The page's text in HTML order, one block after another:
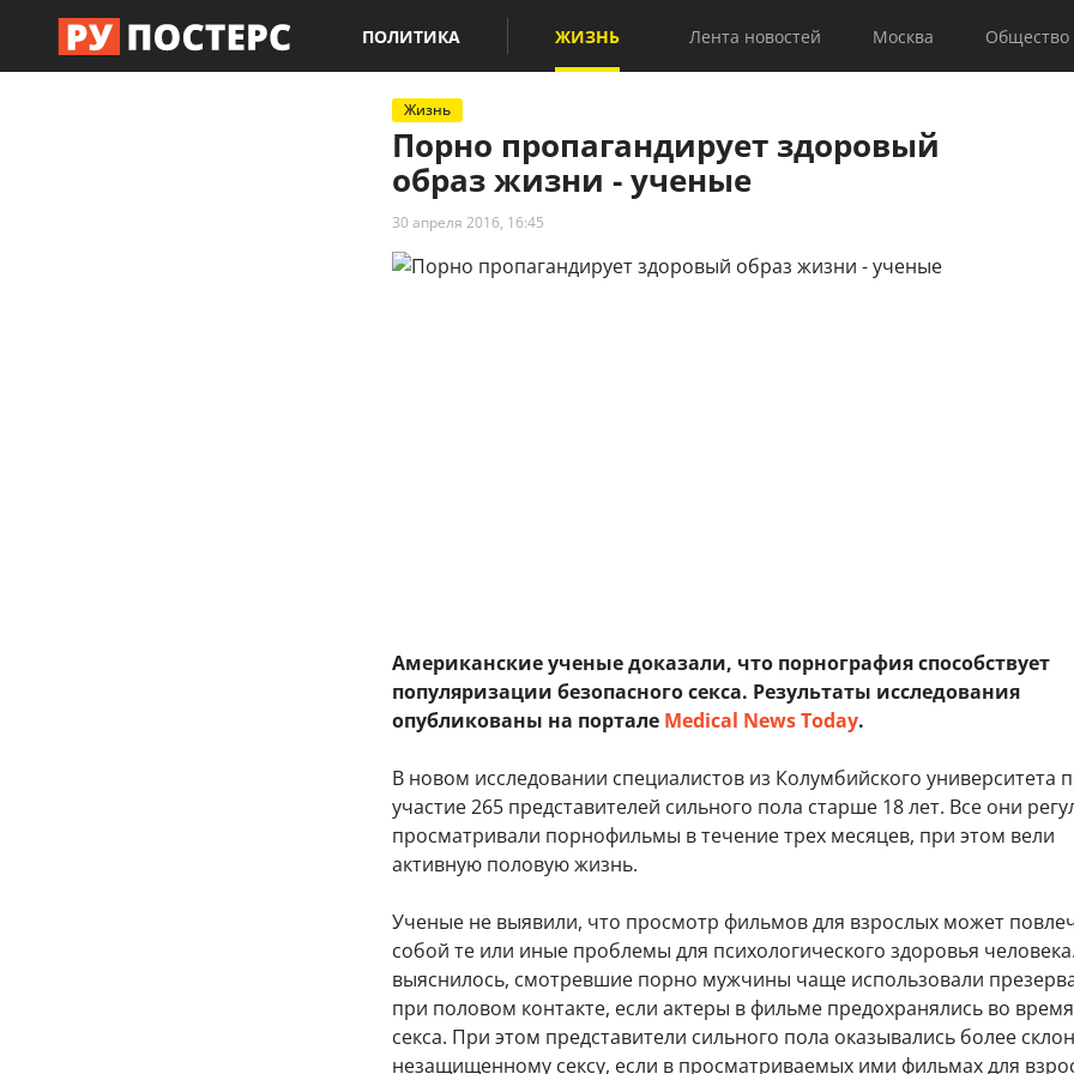
ПОЛИТИКА ЖИЗНЬ Лента новостей Москва Общество
Жизнь
Порно пропагандирует здоровый
образ жизни - ученые
30 апреля 2016, 16:45
Американские ученые доказали, что порнография способствует
популяризации безопасного секса. Результаты исследования
опубликованы на портале Medical News Today.
В новом исследовании специалистов из Колумбийского университета
участие 265 представителей сильного пола старше 18 лет. Все они
просматривали порнофильмы в течение трех месяцев, при этом вели
активную половую жизнь.
Ученые не выявили, что просмотр фильмов для взрослых может
собой те или иные проблемы для психологического здоровья
выяснилось, смотревшие порно мужчины чаще использовали
при половом контакте, если актеры в фильме предохранялись во время
секса. При этом представители сильного пола оказывались более
незащищенному сексу, если в просматриваемых ими фильмах для